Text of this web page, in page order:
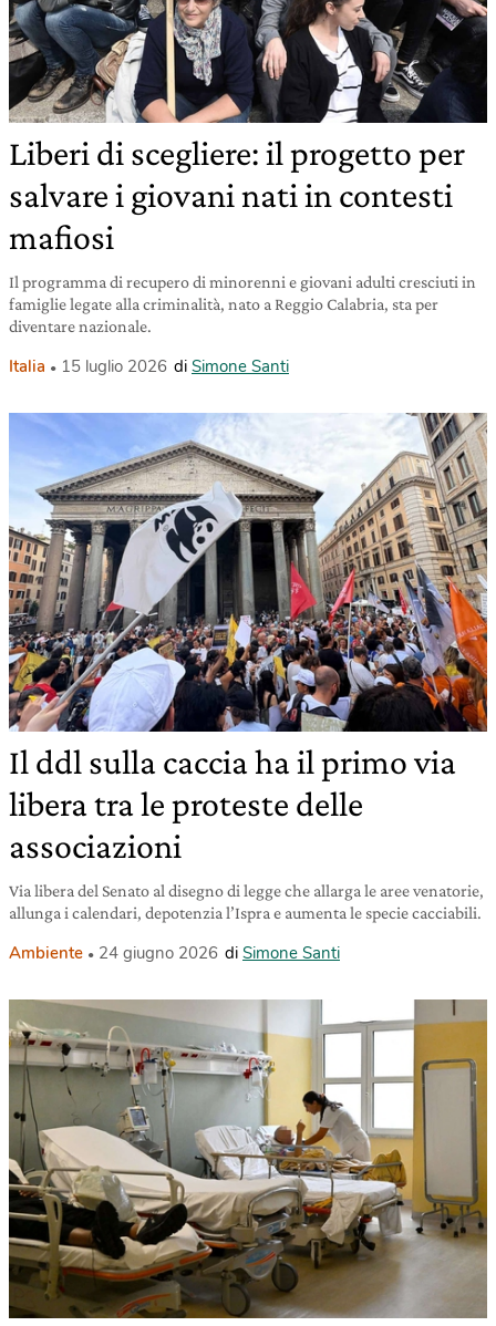
Liberi di scegliere: il progetto per
salvare i giovani nati in contesti
mafiosi
Il programma di recupero di minorenni e giovani adulti cresciuti in
famiglie legate alla criminalità, nato a Reggio Calabria, sta per
diventare nazionale.
Italia 15 luglio 2026 di Simone Santi
Il ddl sulla caccia ha il primo via
libera tra le proteste delle
associazioni
Via libera del Senato al disegno di legge che allarga le aree venatorie,
allunga i calendari, depotenzia l’Ispra e aumenta le specie cacciabili.
Ambiente 24 giugno 2026 di Simone Santi